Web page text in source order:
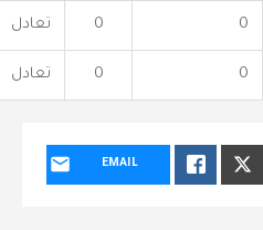
0
0 تعادل
0
0 تعادل
EMAIL